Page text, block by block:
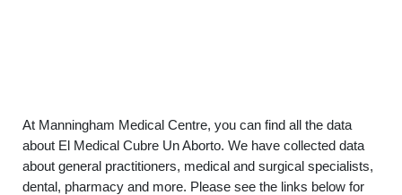
At Manningham Medical Centre, you can find all the data
about El Medical Cubre Un Aborto. We have collected data
about general practitioners, medical and surgical specialists,
dental, pharmacy and more. Please see the links below for